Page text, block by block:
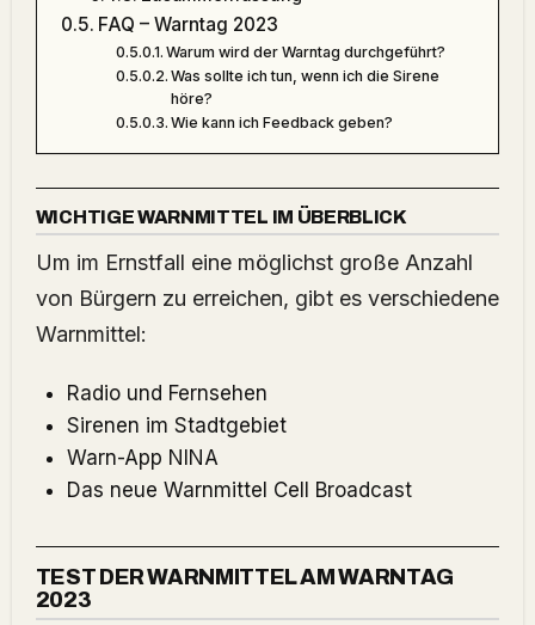
FAQ – Warntag 2023
Warum wird der Warntag durchgeführt?
Was sollte ich tun, wenn ich die Sirene
höre?
Wie kann ich Feedback geben?
WICHTIGE WARNMITTEL IM ÜBERBLICK
Um im Ernstfall eine möglichst große Anzahl
von Bürgern zu erreichen, gibt es verschiedene
Warnmittel:
Radio und Fernsehen
Sirenen im Stadtgebiet
Warn-App NINA
Das neue Warnmittel Cell Broadcast
TEST DER WARNMITTEL AM WARNTAG
2023